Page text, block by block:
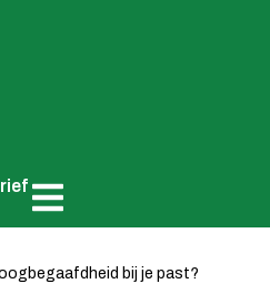
bij je past?